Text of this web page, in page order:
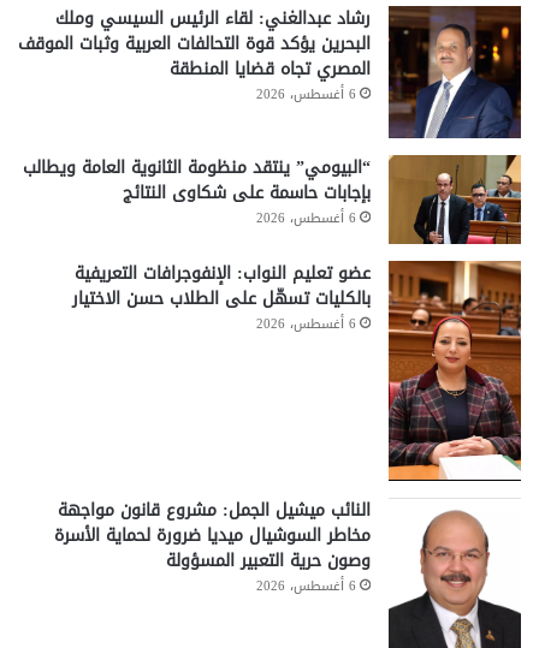
رشاد عبدالغني: لقاء الرئيس السيسي وملك
البحرين يؤكد قوة التحالفات العربية وثبات الموقف
المصري تجاه قضايا المنطقة
6 أغسطس، 2026
“البيومي” ينتقد منظومة الثانوية العامة ويطالب
بإجابات حاسمة على شكاوى النتائج
6 أغسطس، 2026
عضو تعليم النواب: الإنفوجرافات التعريفية
بالكليات تسهّل على الطلاب حسن الاختيار
6 أغسطس، 2026
النائب ميشيل الجمل: مشروع قانون مواجهة
مخاطر السوشيال ميديا ضرورة لحماية الأسرة
وصون حرية التعبير المسؤولة
6 أغسطس، 2026